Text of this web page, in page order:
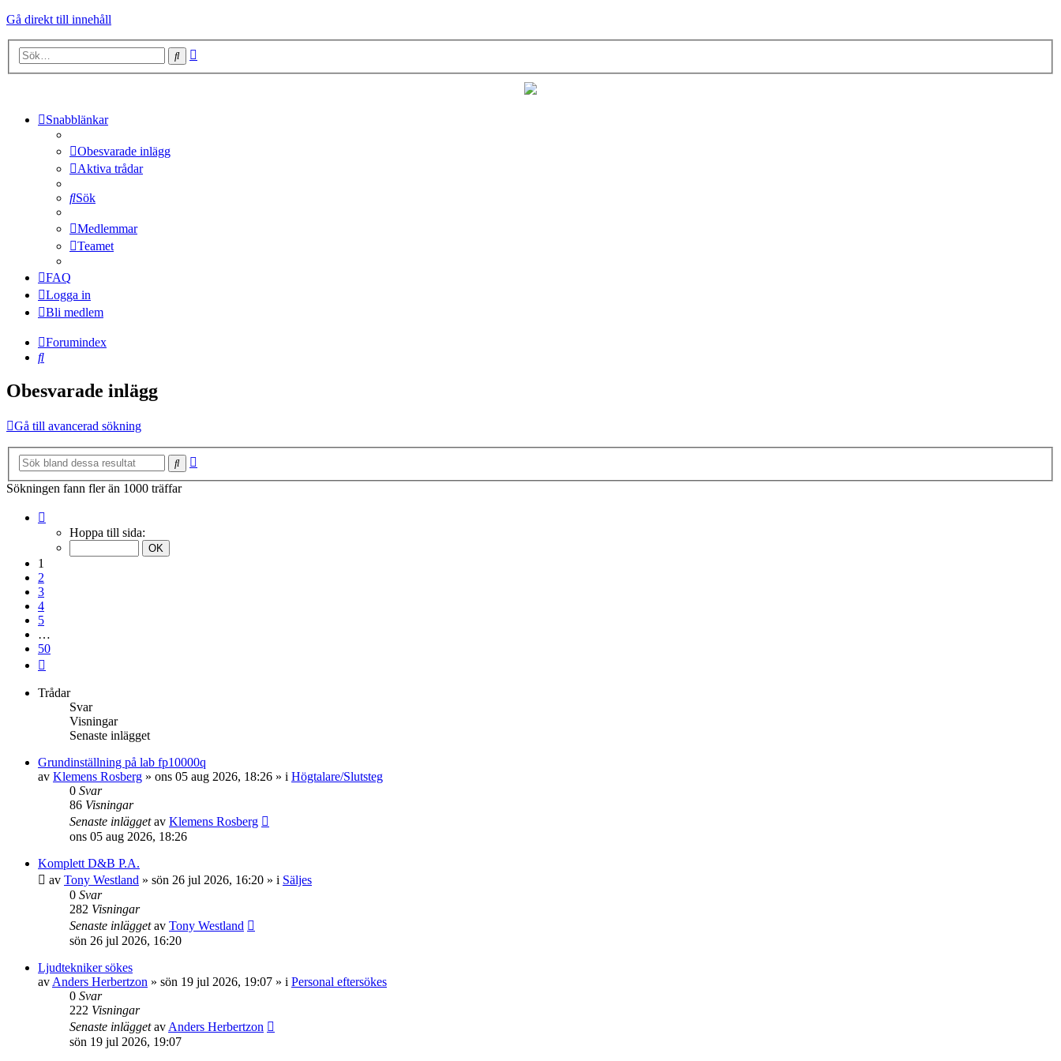
Gå direkt till innehåll
Sök
Snabblänkar
Obesvarade inlägg
Aktiva trådar
Sök
Medlemmar
Teamet
FAQ
Logga in
Bli medlem
Forumindex
Sök
Obesvarade inlägg
Gå till avancerad sökning
Sök
Sökningen fann fler än 1000 träffar
Hoppa till sida:
1
2
3
4
5
…
50
Trådar
Svar
Visningar
Senaste inlägget
Grundinställning på lab fp10000q
av Klemens Rosberg » ons 05 aug 2026, 18:26 » i Högtalare/Slutsteg
0 Svar
86 Visningar
Senaste inläggetav Klemens Rosberg
ons 05 aug 2026, 18:26
Komplett D&B P.A.
av Tony Westland » sön 26 jul 2026, 16:20 » i Säljes
0 Svar
282 Visningar
Senaste inläggetav Tony Westland
sön 26 jul 2026, 16:20
Ljudtekniker sökes
av Anders Herbertzon » sön 19 jul 2026, 19:07 » i Personal eftersökes
0 Svar
222 Visningar
Senaste inläggetav Anders Herbertzon
sön 19 jul 2026, 19:07